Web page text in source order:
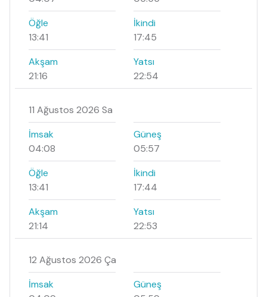
Öğle
13:41
İkindi
17:45
Akşam
21:16
Yatsı
22:54
11 Ağustos 2026 Sa
İmsak
04:08
Güneş
05:57
Öğle
13:41
İkindi
17:44
Akşam
21:14
Yatsı
22:53
12 Ağustos 2026 Ça
İmsak
Güneş